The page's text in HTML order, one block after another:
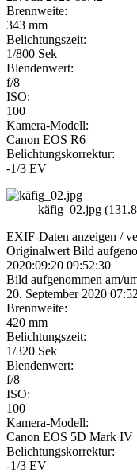
Brennweite:
343 mm
Belichtungszeit:
1/800 Sek
Blendenwert:
f/8
ISO:
100
Kamera-Modell:
Canon EOS R6
Belichtungskorrektur:
-1/3 EV
käfig_02.jpg
EXIF-Daten anzeigen /
Originalwert Bild
2020:09:20 09:52:30
Bild aufgenommen am/
20. September 2020 07:52
Brennweite:
420 mm
Belichtungszeit:
1/320 Sek
Blendenwert:
f/8
ISO:
100
Kamera-Modell:
Canon EOS 5D Mark IV
Belichtungskorrektur:
-1/3 EV